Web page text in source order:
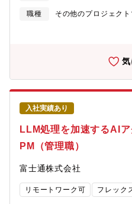
発・量産フェーズまで、実務の
す。自分の関与が製品として形
技術課題を直接調整します。グ
社内外調整にも関与できるため
ステップアップが描けるポジシ
を担い、経験を積むことで、将
としてプロジェクトを牽引する
です。実力に応じて、より広い
【配属組織】先端コンピューテ
ッション】持続可能なデジタル
テクノロジー開発に挑戦し、新
を支える役割です。プロジェク
るタスクや調整業務を着実に実
ロジェクト全体の進捗・課題管
集、一覧化、更新/課題の状況整
ジェクト会議体の運営支援（議
係者への展開）・拡販装置の貸
の手続き対応（開発部門・評価
種調整）・ベンチマーク評価の
ル調整、関係部署との連携、結
得に向けた調整・進捗フォロ
CPU開発プロジェクトの立上に
FUJITSU?MONAKAを中核とし
て、プロジェクトマネジメント
を補佐し、実務面からプロジェ
職種
その他のプロジェク
気
入社実績あり
LLM処理を加速するAI
PM（管理職）
富士通株式会社
リモートワーク可 フレック